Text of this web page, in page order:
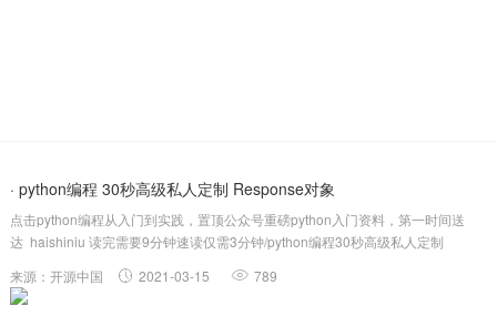
· python编程 30秒高级私人定制 Response对象
点击python编程从入门到实践，置顶公众号重磅python入门资料，第一时间送
达 haishiniu 读完需要9分钟速读仅需3分钟/python编程30秒高级私人定制
自定义Response提神开发效率。...
来源：开源中国 2021-03-15 789